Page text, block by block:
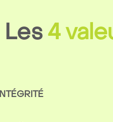
Les 4
INTÉGRITÉ